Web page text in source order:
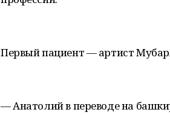
Первый пациент — артист
— Анатолий в переводе на